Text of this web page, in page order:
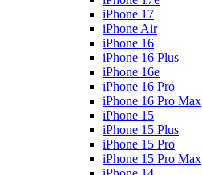
iPhone 17
iPhone Air
iPhone 16
iPhone 16 Plus
iPhone 16e
iPhone 16 Pro
iPhone 16 Pro Max
iPhone 15
iPhone 15 Plus
iPhone 15 Pro
iPhone 15 Pro Max